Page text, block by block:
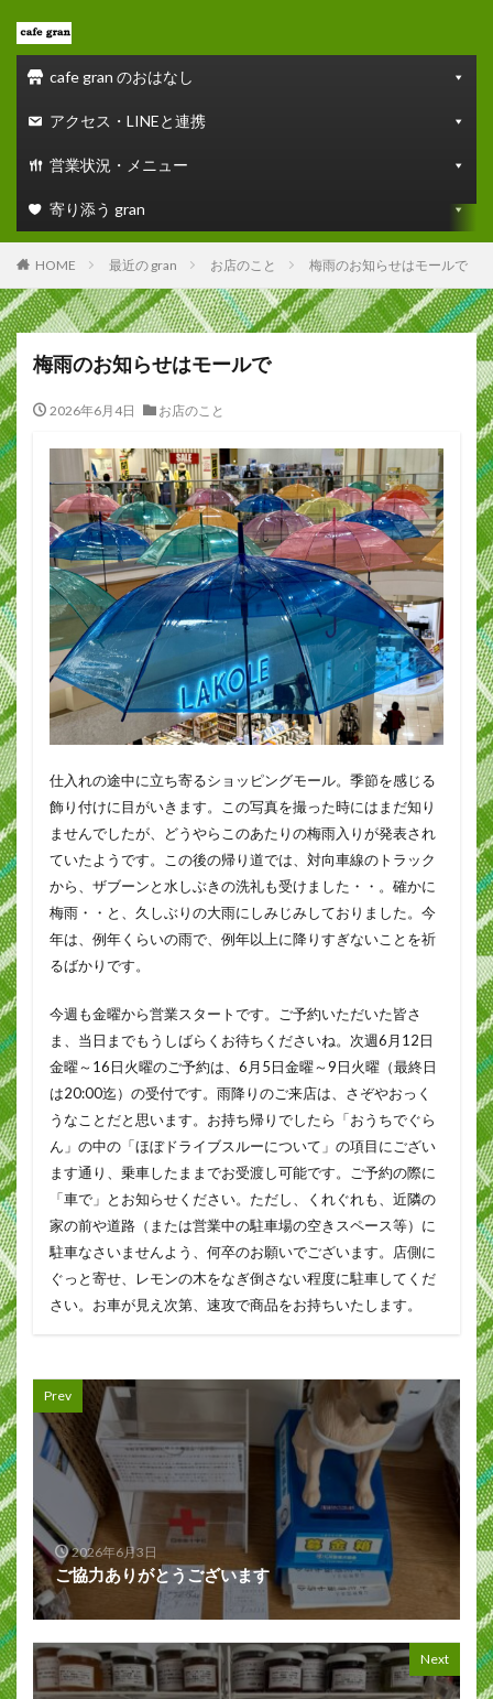
cafe gran のおはなし
アクセス・LINEと連携
営業状況・メニュー
寄り添う gran
HOME 最近の gran お店のこと 梅雨のお知らせはモールで
梅雨のお知らせはモールで
2026年6月4日 お店のこと
仕入れの途中に立ち寄るショッピングモール。季節を感じる
飾り付けに目がいきます。この写真を撮った時にはまだ知り
ませんでしたが、どうやらこのあたりの梅雨入りが発表され
ていたようです。この後の帰り道では、対向車線のトラック
から、ザブーンと水しぶきの洗礼も受けました・・。確かに
梅雨・・と、久しぶりの大雨にしみじみしておりました。今
年は、例年くらいの雨で、例年以上に降りすぎないことを祈
るばかりです。
今週も金曜から営業スタートです。ご予約いただいた皆さ
ま、当日までもうしばらくお待ちくださいね。次週6月12日
金曜～16日火曜のご予約は、6月5日金曜～9日火曜（最終日
は20:00迄）の受付です。雨降りのご来店は、さぞやおっく
うなことだと思います。お持ち帰りでしたら「おうちでぐら
ん」の中の「ほぼドライブスルーについて」の項目にござい
ます通り、乗車したままでお受渡し可能です。ご予約の際に
「車で」とお知らせください。ただし、くれぐれも、近隣の
家の前や道路（または営業中の駐車場の空きスペース等）に
駐車なさいませんよう、何卒のお願いでございます。店側に
ぐっと寄せ、レモンの木をなぎ倒さない程度に駐車してくだ
さい。お車が見え次第、速攻で商品をお持ちいたします。
Prev
2026年6月3日
ご協力ありがとうございます
Next